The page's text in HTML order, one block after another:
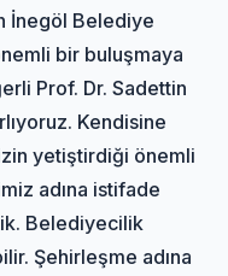
İnegöl Belediye
bir buluşmaya
Prof. Dr. Sadettin
Kendisine
yetiştirdiği önemli
adına istifade
Belediyecilik
Şehirleşme adına